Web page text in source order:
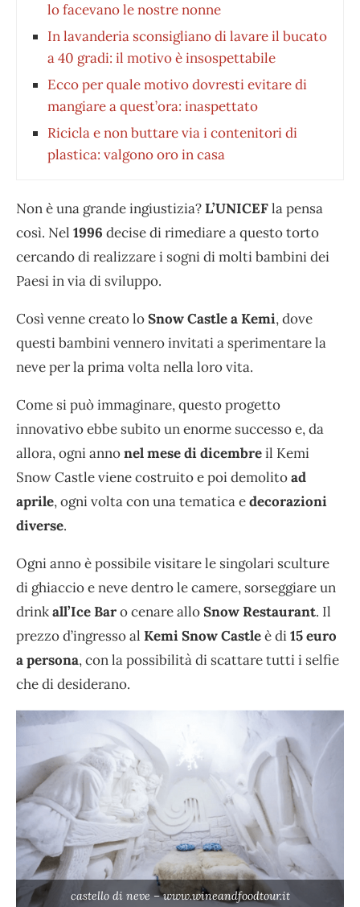
lo facevano le nostre nonne
In lavanderia sconsigliano di lavare il bucato
a 40 gradi: il motivo è insospettabile
Ecco per quale motivo dovresti evitare di
mangiare a quest’ora: inaspettato
Ricicla e non buttare via i contenitori di
plastica: valgono oro in casa
Non è una grande ingiustizia?L’UNICEFla pensa
così. Nel 1996 decise di rimediare a questo torto
cercando di realizzare i sogni di molti bambini dei
Paesi in via di sviluppo.
Così venne creato loSnow Castle a Kemi, dove
questi bambini vennero invitati a sperimentare la
neve per la prima volta nella loro vita.
Come si può immaginare, questo progetto
innovativo ebbe subito un enorme successo e, da
allora, ogni annonel mese di dicembreil Kemi
Snow Castle viene costruito e poi demolitoad
aprile, ogni volta con una tematica edecorazioni
diverse.
Ogni anno è possibile visitare le singolari sculture
di ghiaccio e neve dentro le camere, sorseggiare un
drinkall’Ice Baro cenare alloSnow Restaurant. Il
prezzo d’ingresso al Kemi Snow Castleè di15 euro
a persona, con la possibilità di scattare tutti i selfie
che di desiderano.
castello di neve – www.wineandfoodtour.it